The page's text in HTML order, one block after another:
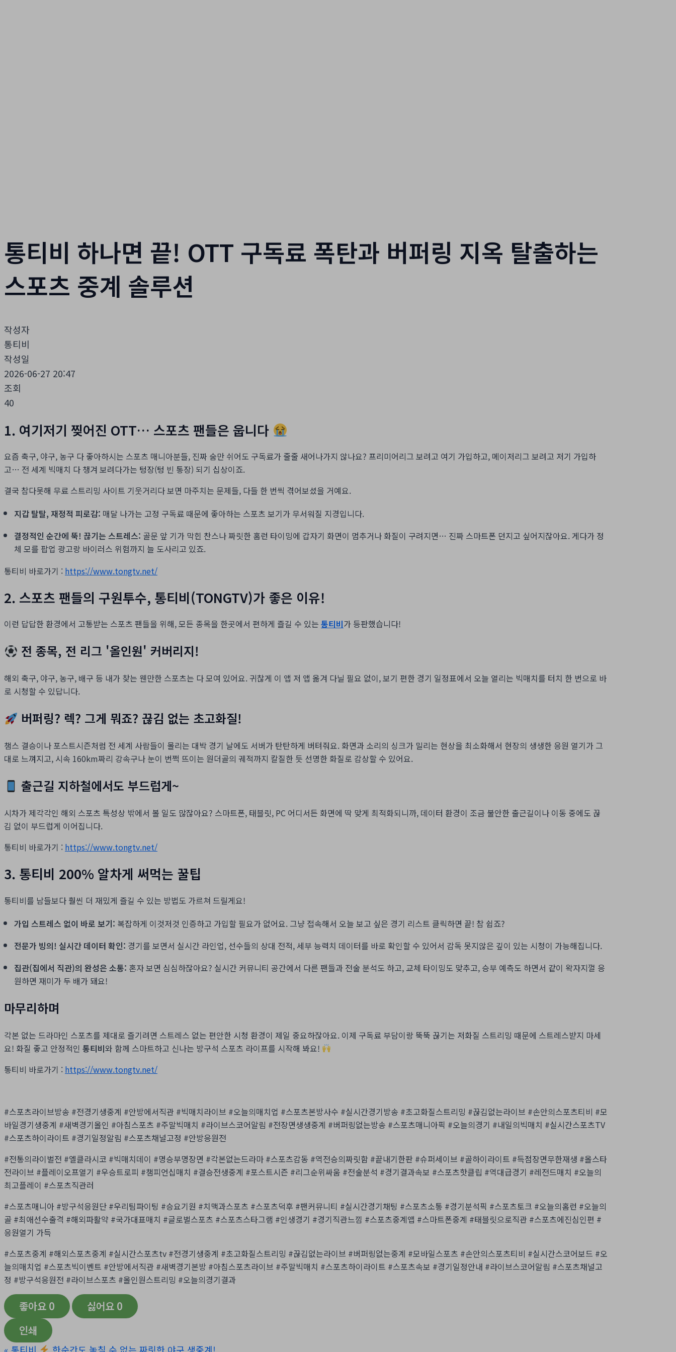
통티비 하나면 끝! OTT 구독료 폭탄과 버퍼링 지옥 탈출하는
스포츠 중계 솔루션
작성자
통티비
작성일
2026-06-27 20:47
조회
40
1. 여기저기 찢어진 OTT… 스포츠 팬들은 웁니다
요즘 축구, 야구, 농구 다 좋아하시는 스포츠 매니아분들, 진짜 숨만 쉬어도 구독료가 줄줄 새어나가지 않나요? 프리미어리그 보려고 여기 가입하고, 메이저리그 보려고 저기 가입하
고… 전 세계 빅매치 다 챙겨 보려다가는 텅장(텅 빈 통장) 되기 십상이죠.
결국 참다못해 무료 스트리밍 사이트 기웃거리다 보면 마주치는 문제들, 다들 한 번씩 겪어보셨을 거예요.
지갑 탈탈, 재정적 피로감: 매달 나가는 고정 구독료 때문에 좋아하는 스포츠 보기가 무서워질 지경입니다.
결정적인 순간에 뚝! 끊기는 스트레스: 골문 앞 기가 막힌 찬스나 짜릿한 홈런 타이밍에 갑자기 화면이 멈추거나 화질이 구려지면… 진짜 스마트폰 던지고 싶어지잖아요. 게다가 정
체 모를 팝업 광고랑 바이러스 위험까지 늘 도사리고 있죠.
통티비 바로가기 : https://www.tongtv.net/
2. 스포츠 팬들의 구원투수, 통티비(TONGTV)가 좋은 이유!
이런 답답한 환경에서 고통받는 스포츠 팬들을 위해, 모든 종목을 한곳에서 편하게 즐길 수 있는 통티비가 등판했습니다!
전 종목, 전 리그 '올인원' 커버리지!
해외 축구, 야구, 농구, 배구 등 내가 찾는 웬만한 스포츠는 다 모여 있어요. 귀찮게 이 앱 저 앱 옮겨 다닐 필요 없이, 보기 편한 경기 일정표에서 오늘 열리는 빅매치를 터치 한 번으로 바
로 시청할 수 있답니다.
버퍼링? 렉? 그게 뭐죠? 끊김 없는 초고화질!
챔스 결승이나 포스트시즌처럼 전 세계 사람들이 몰리는 대박 경기 날에도 서버가 탄탄하게 버텨줘요. 화면과 소리의 싱크가 밀리는 현상을 최소화해서 현장의 생생한 응원 열기가 그
대로 느껴지고, 시속 160km짜리 강속구나 눈이 번쩍 뜨이는 원더골의 궤적까지 칼질한 듯 선명한 화질로 감상할 수 있어요.
출근길 지하철에서도 부드럽게~
시차가 제각각인 해외 스포츠 특성상 밖에서 볼 일도 많잖아요? 스마트폰, 태블릿, PC 어디서든 화면에 딱 맞게 최적화되니까, 데이터 환경이 조금 불안한 출근길이나 이동 중에도 끊
김 없이 부드럽게 이어집니다.
통티비 바로가기 : https://www.tongtv.net/
3. 통티비 200% 알차게 써먹는 꿀팁
통티비를 남들보다 훨씬 더 재밌게 즐길 수 있는 방법도 가르쳐 드릴게요!
가입 스트레스 없이 바로 보기: 복잡하게 이것저것 인증하고 가입할 필요가 없어요. 그냥 접속해서 오늘 보고 싶은 경기 리스트 클릭하면 끝! 참 쉽죠?
전문가 빙의! 실시간 데이터 확인: 경기를 보면서 실시간 라인업, 선수들의 상대 전적, 세부 능력치 데이터를 바로 확인할 수 있어서 감독 못지않은 깊이 있는 시청이 가능해집니다.
집관(집에서 직관)의 완성은 소통: 혼자 보면 심심하잖아요? 실시간 커뮤니티 공간에서 다른 팬들과 전술 분석도 하고, 교체 타이밍도 맞추고, 승부 예측도 하면서 같이 왁자지껄 응
원하면 재미가 두 배가 돼요!
마무리하며
각본 없는 드라마인 스포츠를 제대로 즐기려면 스트레스 없는 편안한 시청 환경이 제일 중요하잖아요. 이제 구독료 부담이랑 뚝뚝 끊기는 저화질 스트리밍 때문에 스트레스받지 마세
요! 화질 좋고 안정적인 통티비와 함께 스마트하고 신나는 방구석 스포츠 라이프를 시작해 봐요!
통티비 바로가기 : https://www.tongtv.net/
#스포츠라이브방송 #전경기생중계 #안방에서직관 #빅매치라이브 #오늘의매치업 #스포츠본방사수 #실시간경기방송 #초고화질스트리밍 #끊김없는라이브 #손안의스포츠티비 #모
바일경기생중계 #새벽경기올인 #아침스포츠 #주말빅매치 #라이브스코어알림 #전장면생생중계 #버퍼링없는방송 #스포츠매니아픽 #오늘의경기 #내일의빅매치 #실시간스포츠TV
#스포츠하이라이트 #경기일정알림 #스포츠채널고정 #안방응원전
#전통의라이벌전 #엘클라시코 #빅매치데이 #명승부명장면 #각본없는드라마 #스포츠감동 #역전승의짜릿함 #끝내기한판 #슈퍼세이브 #골하이라이트 #득점장면무한재생 #올스타
전라이브 #플레이오프열기 #우승트로피 #챔피언십매치 #결승전생중계 #포스트시즌 #리그순위싸움 #전술분석 #경기결과속보 #스포츠핫클립 #역대급경기 #레전드매치 #오늘의
최고플레이 #스포츠직관러
#스포츠매니아 #방구석응원단 #우리팀파이팅 #승요기원 #치맥과스포츠 #스포츠덕후 #팬커뮤니티 #실시간경기채팅 #스포츠소통 #경기분석픽 #스포츠토크 #오늘의홈런 #오늘의
골 #최애선수출격 #해외파활약 #국가대표매치 #글로벌스포츠 #스포츠스타그램 #인생경기 #경기직관느낌 #스포츠중계앱 #스마트폰중계 #태블릿으로직관 #스포츠에진심인편 #
응원열기 가득
#스포츠중계 #해외스포츠중계 #실시간스포츠tv #전경기생중계 #초고화질스트리밍 #끊김없는라이브 #버퍼링없는중계 #모바일스포츠 #손안의스포츠티비 #실시간스코어보드 #오
늘의매치업 #스포츠빅이벤트 #안방에서직관 #새벽경기본방 #아침스포츠라이브 #주말빅매치 #스포츠하이라이트 #스포츠속보 #경기일정안내 #라이브스코어알림 #스포츠채널고
정 #방구석응원전 #라이브스포츠 #올인원스트리밍 #오늘의경기결과
좋아요 0 싫어요 0
인쇄
« 통티비 한순간도 놓칠 수 없는 짜릿한 야구 생중계!